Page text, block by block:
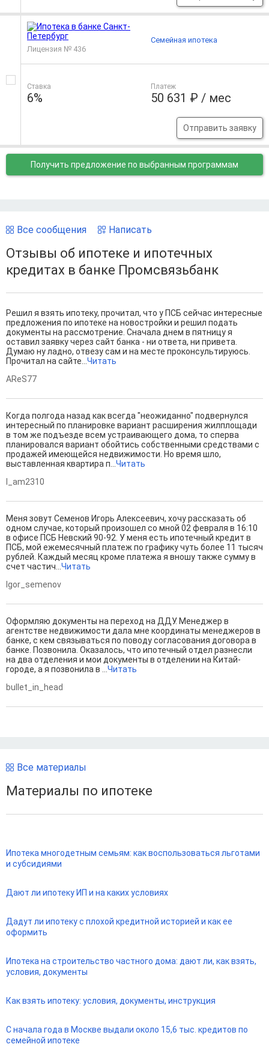
Лицензия № 436
Ставка
6%
Платеж
50 631 ₽ / мес
Отправить заявку
Семейная ипотека
Получить предложение по выбранным программам
Все сообщения Написать
Отзывы об ипотеке и ипотечных
кредитах в банке Промсвязьбанк
Решил я взять ипотеку, прочитал, что у ПСБ сейчас интересные
предложения по ипотеке на новостройки и решил подать
документы на рассмотрение. Сначала днем в пятницу я
оставил заявку через сайт банка - ни ответа, ни привета.
Думаю ну ладно, отвезу сам и на месте проконсультируюсь.
Прочитал на сайте...Читать
AReS77
Когда полгода назад как всегда "неожиданно" подвернулся
интересный по планировке вариант расширения жилплощади
в том же подъезде всем устраивающего дома, то сперва
планировался вариант обойтись собственными средствами с
продажей имеющейся недвижимости. Но время шло,
выставленная квартира п...Читать
I_am2310
Меня зовут Семенов Игорь Алексеевич, хочу рассказать об
одном случае, который произошел со мной 02 февраля в 16:10
в офисе ПСБ Невский 90-92. У меня есть ипотечный кредит в
ПСБ, мой ежемесячный платеж по графику чуть более 11 тысяч
рублей. Каждый месяц кроме платежа я вношу также сумму в
счет частич...Читать
Igor_semenov
Оформляю документы на переход на ДДУ. Менеджер в
агентстве недвижимости дала мне координаты менеджеров в
банке, с кем связываться по поводу согласования договора в
банке. Позвонила. Оказалось, что ипотечный отдел разнесли
на два отделения и мои документы в отделении на Китай-
городе, а я позвонила в ...Читать
bullet_in_head
Все материалы
Материалы по ипотеке
Ипотека многодетным семьям: как воспользоваться льготами
и субсидиями
Дают ли ипотеку ИП и на каких условиях
Дадут ли ипотеку с плохой кредитной историей и как ее
оформить
Ипотека на строительство частного дома: дают ли, как взять,
условия, документы
Как взять ипотеку: условия, документы, инструкция
С начала года в Москве выдали около 15,6 тыс. кредитов по
семейной ипотеке